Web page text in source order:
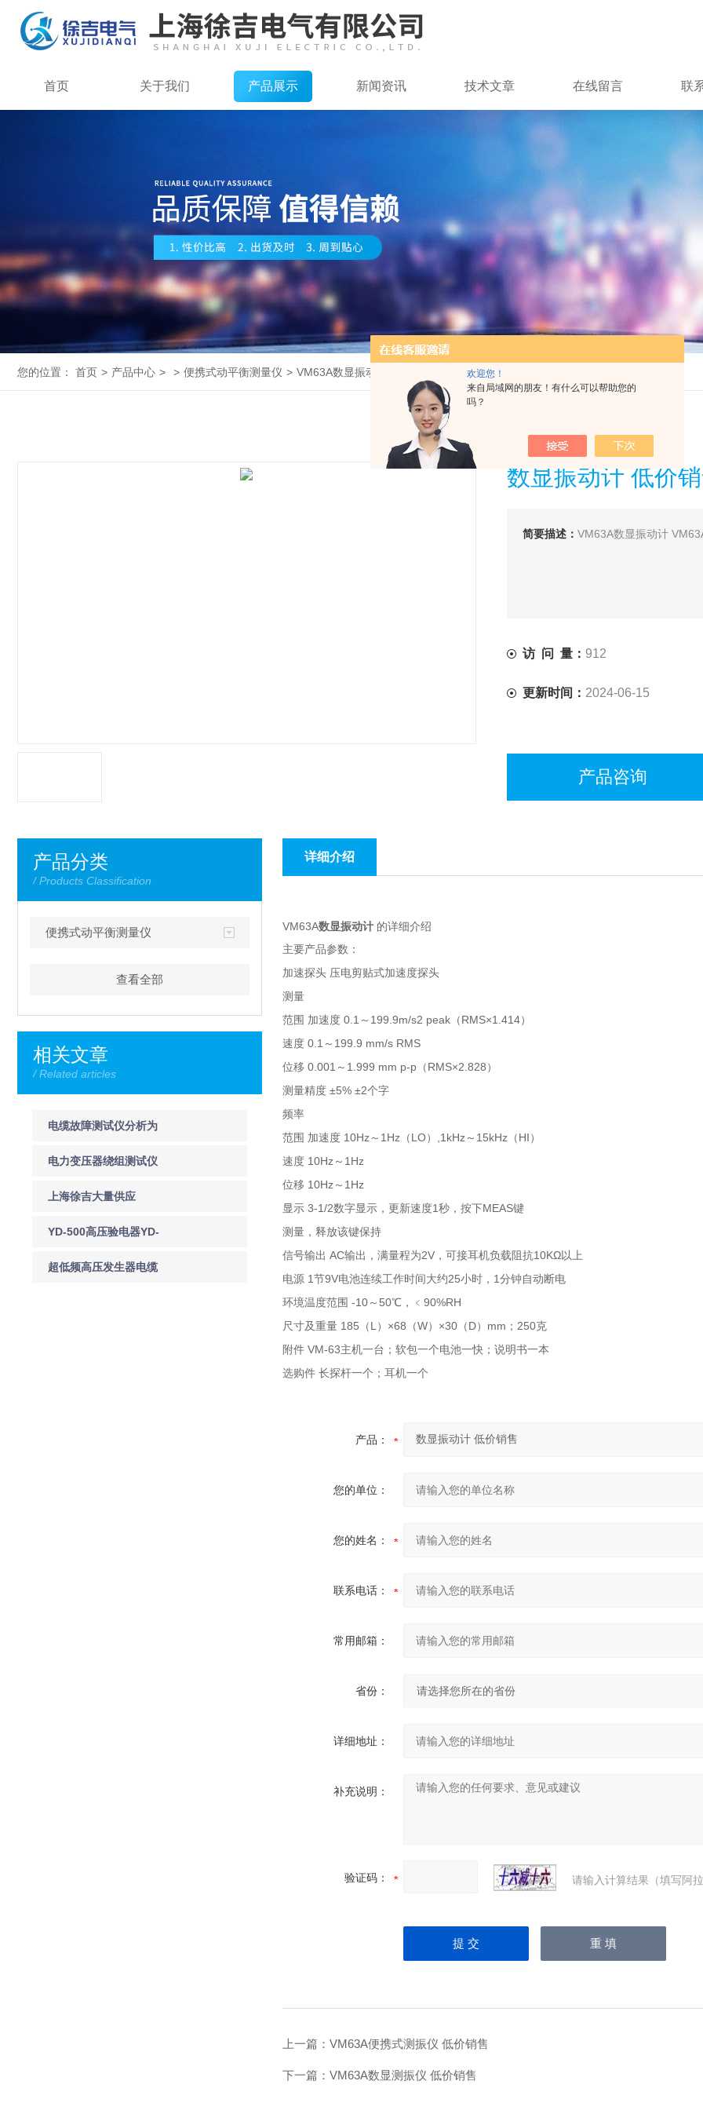
欢迎您！
来自局域网的朋友！有什么可以帮助您的
吗？
首页 关于我们 产品展示 新闻资讯 技术文章 在线留言 联
您的位置： 首页 > 产品中心 > > 便携式动平衡测量仪 > VM63A数显振动计 低价销售
数显振动计 低价
简要描述： VM63A数显振动计
访 问 量： 912
更新时间： 2024-06-15
产品咨询
产品分类
/ Products Classification
便携式动平衡测量仪
查看全部
相关文章
/ Related articles
电缆故障测试仪分析为
什么夏天是电缆故障发
生的高峰期
电力变压器绕组测试仪
的使用特点
上海徐吉大量供应
TE9200避雷器综合试验
台 避雷器试验台
YD-500高压验电器YD-
220高压验电器
超低频高压发生器电缆
详细介绍
VM63A数显振动计 的详细介绍
主要产品参数：
加速探头 压电剪贴式加速度探头
测量
范围 加速度 0.1～199.9m/s2 peak（RMS×1.414）
速度 0.1～199.9 mm/s RMS
位移 0.001～1.999 mm p-p（RMS×2.828）
测量精度 ±5% ±2个字
频率
范围 加速度 10Hz～1Hz（LO）,1kHz～15kHz（HI）
速度 10Hz～1Hz
位移 10Hz～1Hz
显示 3-1/2数字显示，更新速度1秒，按下MEAS键
测量，释放该键保持
信号输出 AC输出，满量程为2V，可接耳机负载阻抗10KΩ以上
电源 1节9V电池连续工作时间大约25小时，1分钟自动断电
环境温度范围 -10～50℃，﹤90%RH
尺寸及重量 185（L）×68（W）×30（D）mm；250克
附件 VM-63主机一台；软包一个电池一快；说明书一本
选购件 长探杆一个；耳机一个
产品：
您的单位：
您的姓名：
联系电话：
常用邮箱：
省份：
详细地址：
补充说明：
验证码： 请输入计算结果（填写阿
上一篇： VM63A便携式测振仪 低价销售
下一篇： VM63A数显测振仪 低价销售